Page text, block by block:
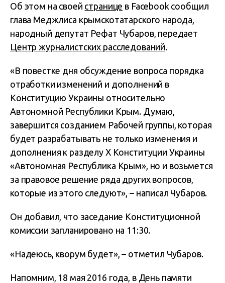
Об этом на своей странице в Facebook сообщил
глава Меджлиса крымскотатарского народа,
народный депутат Рефат Чубаров, передает
Центр журналистских расследований.
«В повестке дня обсуждение вопроса порядка
отработки изменений и дополнений в
Конституцию Украины относительно
Автономной Республики Крым. Думаю,
завершится созданием Рабочей группы, которая
будет разрабатывать не только изменения и
дополнения к разделу Х Конституции Украины
«Автономная Республика Крым», но и возьмется
за правовое решение ряда других вопросов,
которые из этого следуют», – написал Чубаров.
Он добавил, что заседание Конституционной
комиссии запланировано на 11:30.
«Надеюсь, кворум будет», – отметил Чубаров.
Напомним, 18 мая 2016 года, в День памяти